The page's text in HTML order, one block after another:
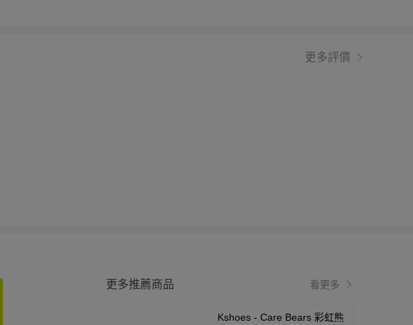
更多評價
更多推薦商品 看更多
Kshoes - Care Bears 彩虹熊